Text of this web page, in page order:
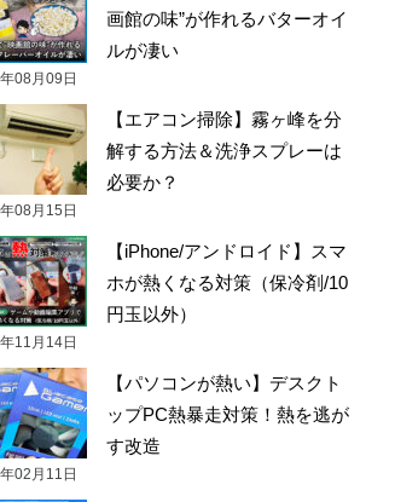
画館の味”が作れるバターオイ
ルが凄い
08月09日
【エアコン掃除】霧ヶ峰を分
解する方法＆洗浄スプレーは
必要か？
08月15日
【iPhone/アンドロイド】スマ
ホが熱くなる対策（保冷剤/10
円玉以外）
11月14日
【パソコンが熱い】デスクト
ップPC熱暴走対策！熱を逃が
す改造
02月11日